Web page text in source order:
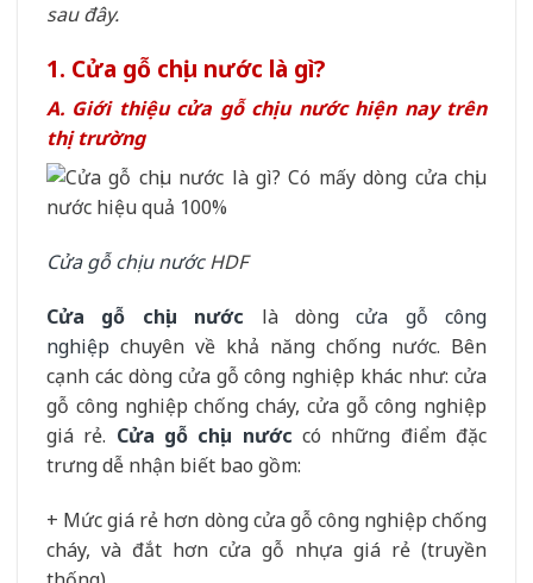
sau đây.
1. Cửa gỗ chịu nước là gì?
A. Giới thiệu cửa gỗ chịu nước hiện nay trên
thị trường
Cửa gỗ chịu nướcHDF
Cửa gỗ chịu nước là dòngcửa gỗ công
nghiệp chuyên về khả năng chống nước. Bên
cạnh các dòng cửa gỗ công nghiệp khác như: cửa
gỗ công nghiệp chống cháy, cửa gỗ công nghiệp
giá rẻ. Cửa gỗ chịu nước có những điểm đặc
trưng dễ nhận biết bao gồm:
+ Mức giá rẻ hơn dòng cửa gỗ công nghiệp chống
cháy, và đắt hơn cửa gỗ nhựa giá rẻ (truyền